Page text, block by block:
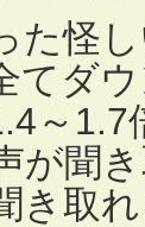
た怪
てダ
～1.7
が聞
き取